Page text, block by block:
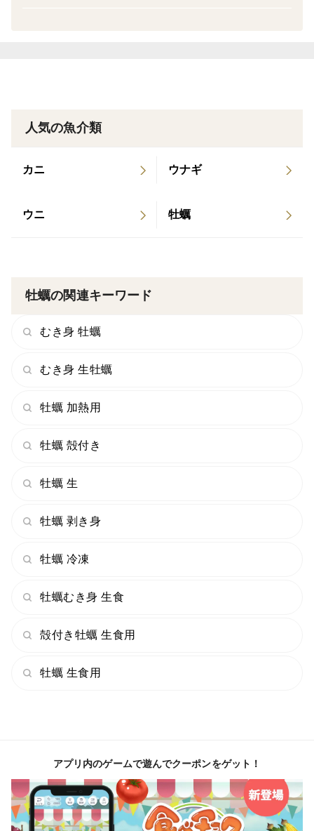
長崎県長崎市戸石町。
がら育てています。
・梱包：発泡スチロール＋保冷剤で冷蔵発送
この夏しか味わえない旬の岩牡蠣、ぜひご賞味くださ
※牡蠣ナイフと軍手セットをお付けいたしております。
人気の魚介類
カニ ウナギ
ウニ 牡蠣
牡蠣の関連キーワード
むき身 牡蠣
むき身 生牡蠣
牡蠣 加熱用
牡蠣 殻付き
牡蠣 生
牡蠣 剥き身
牡蠣 冷凍
牡蠣むき身 生食
殻付き牡蠣 生食用
牡蠣 生食用
アプリ内のゲームで遊んでクーポンをゲット！